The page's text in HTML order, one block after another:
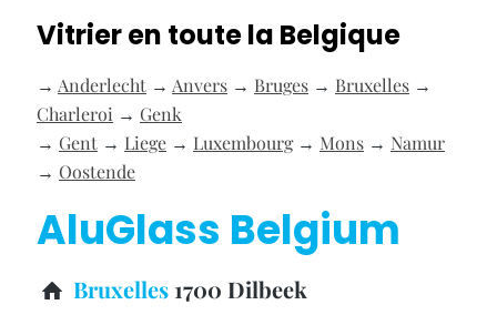
Vitrier en toute la Belgique
→ Anderlecht → Anvers → Bruges → Bruxelles →
Charleroi → Genk
→ Gent → Liege → Luxembourg→ Mons → Namur
→ Oostende
AluGlass Belgium
Bruxelles 1700 Dilbeek